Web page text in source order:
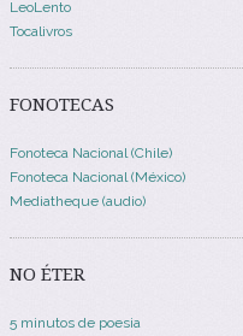
LeoLento
Tocalivros
FONOTECAS
Fonoteca Nacional (Chile)
Fonoteca Nacional (México)
Mediatheque (audio)
NO ÉTER
5 minutos de poesia